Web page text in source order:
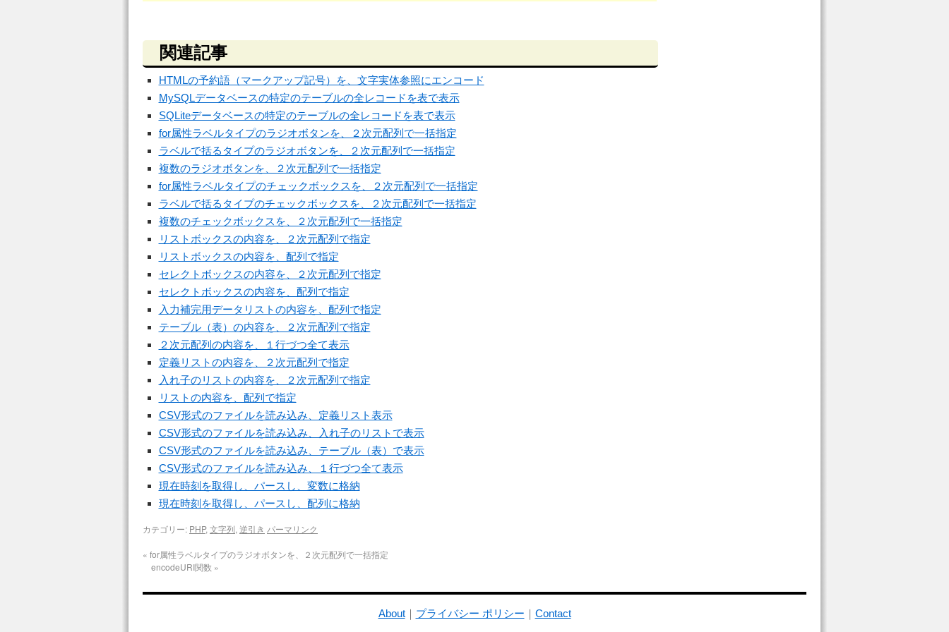
関連記事
HTMLの予約語（マークアップ記号）を、文字実体参照にエンコード
MySQLデータベースの特定のテーブルの全レコードを表で表示
SQLiteデータベースの特定のテーブルの全レコードを表で表示
for属性ラベルタイプのラジオボタンを、２次元配列で一括指定
ラベルで括るタイプのラジオボタンを、２次元配列で一括指定
複数のラジオボタンを、２次元配列で一括指定
for属性ラベルタイプのチェックボックスを、２次元配列で一括指定
ラベルで括るタイプのチェックボックスを、２次元配列で一括指定
複数のチェックボックスを、２次元配列で一括指定
リストボックスの内容を、２次元配列で指定
リストボックスの内容を、配列で指定
セレクトボックスの内容を、２次元配列で指定
セレクトボックスの内容を、配列で指定
入力補完用データリストの内容を、配列で指定
テーブル（表）の内容を、２次元配列で指定
２次元配列の内容を、１行づつ全て表示
定義リストの内容を、２次元配列で指定
入れ子のリストの内容を、２次元配列で指定
リストの内容を、配列で指定
CSV形式のファイルを読み込み、定義リスト表示
CSV形式のファイルを読み込み、入れ子のリストで表示
CSV形式のファイルを読み込み、テーブル（表）で表示
CSV形式のファイルを読み込み、１行づつ全て表示
現在時刻を取得し、パースし、変数に格納
現在時刻を取得し、パースし、配列に格納
カテゴリー: PHP, 文字列, 逆引き パーマリンク
« for属性ラベルタイプのラジオボタンを、２次元配列で一括指定
encodeURI関数 »
About｜ プライバシー ポリシー ｜ Contact